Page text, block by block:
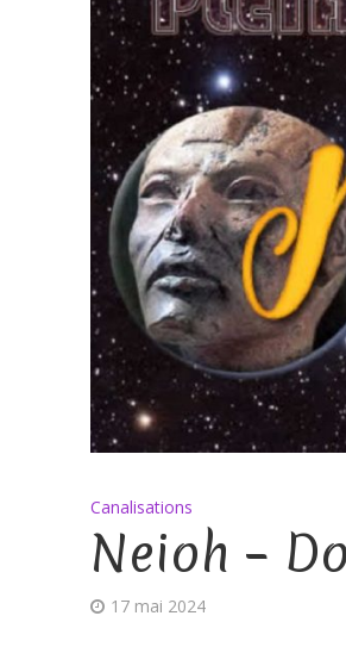
Canalisations
Neioh –
17 mai 2024